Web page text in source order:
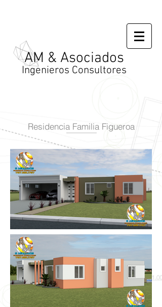
AM & Asociados
Ingenieros Consultores
Residencia Familia Figueroa